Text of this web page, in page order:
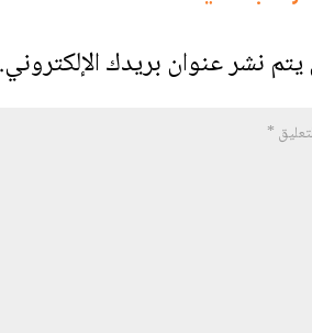
يتم نشر عنوان بريدك الإلكتروني.